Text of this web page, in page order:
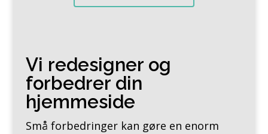
Vi redesigner og
forbedrer din
hjemmeside
Små forbedringer kan gøre en enorm